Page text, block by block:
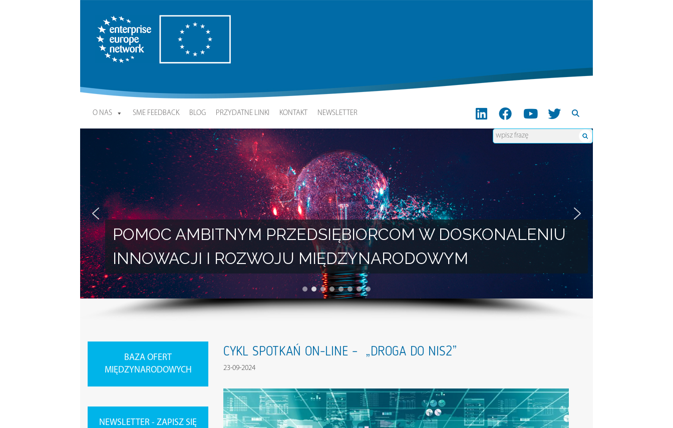
Enterprise Europe Network
O NAS SME FEEDBACK BLOG PRZYDATNE LINKI KONTAKT NEWSLETTER
POMOC AMBITNYM PRZEDSIĘBIORCOM W DOSKONALENIU
INNOWACJI I ROZWOJU MIĘDZYNARODOWYM
BAZA OFERT
MIĘDZYNARODOWYCH
NEWSLETTER - ZAPISZ SIĘ
CYKL SPOTKAŃ ON-LINE – „DROGA DO NIS2”
23-09-2024